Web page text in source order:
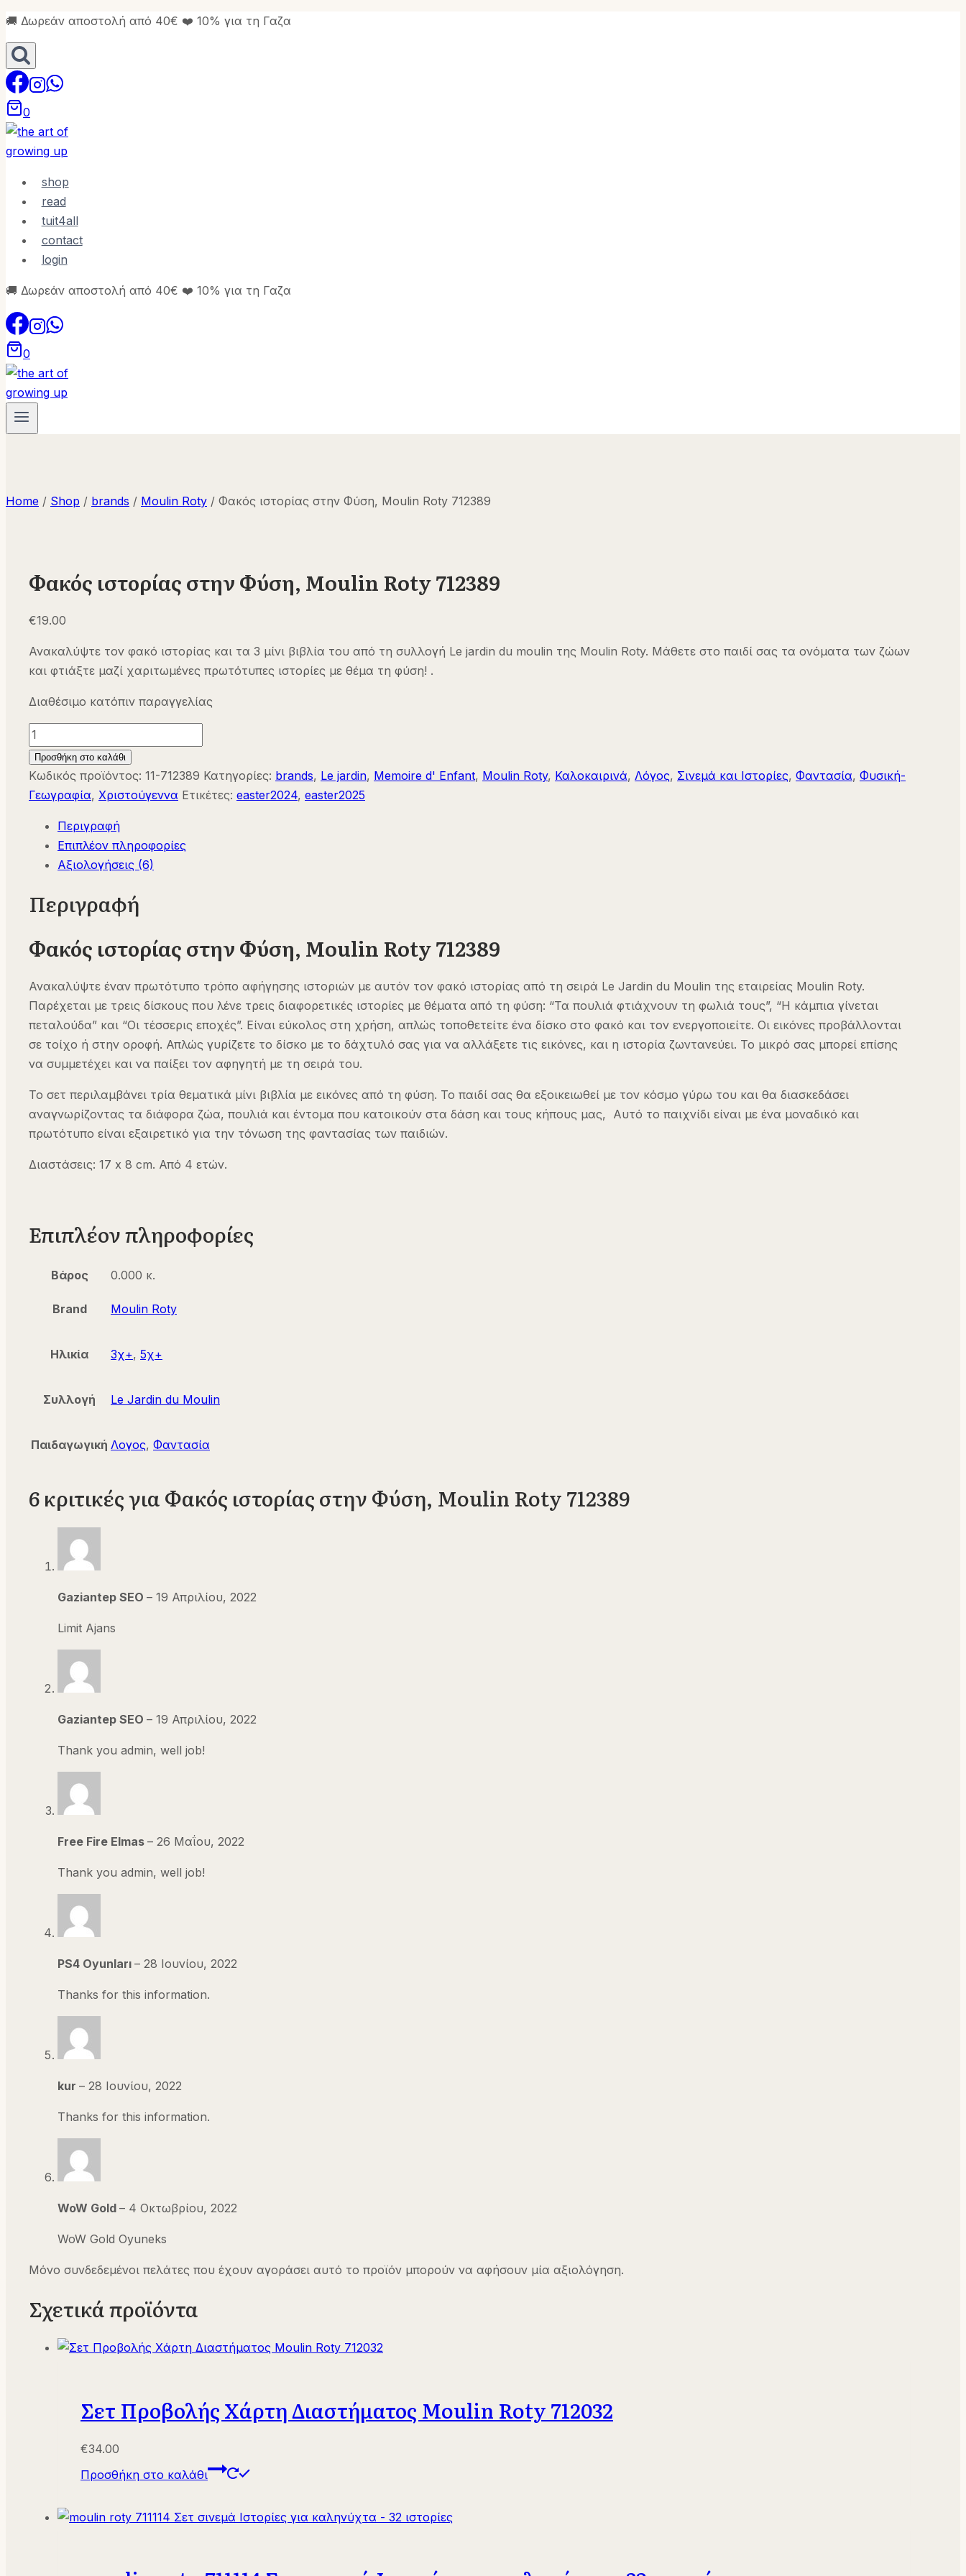
Skip
to
content
🚚 Δωρεάν αποστολή από 40€ ❤️ 10% για τη Γαζα
0
shop
read
tuit4all
contact
login
🚚 Δωρεάν αποστολή από 40€ ❤️ 10% για τη Γαζα
0
Home / Shop / brands / Moulin Roty / Φακός ιστορίας στην Φύση, Moulin Roty 712389
Φακός ιστορίας στην Φύση, Moulin Roty 712389
€19.00
Ανακαλύψτε τον φακό ιστορίας και τα 3 μίνι βιβλία του από τη συλλογή Le jardin du moulin της Moulin Roty. Μάθετε στο παιδί σας τα ονόματα των ζώων
και φτιάξτε μαζί χαριτωμένες πρωτότυπες ιστορίες με θέμα τη φύση! .
Διαθέσιμο κατόπιν παραγγελίας
Φακός
ιστορίας
στην
Φύση,
Roty
712389
ποσότητα
Προσθήκη στο καλάθι
Κωδικός προϊόντος: 11-712389 Κατηγορίες: brands, Le jardin, Memoire d' Enfant, Moulin Roty, Καλοκαιρινά, Λόγος, Σινεμά και Ιστορίες, Φαντασία, Φυσική-
Γεωγραφία, Χριστούγεννα Ετικέτες: easter2024, easter2025
Περιγραφή
Επιπλέον πληροφορίες
Αξιολογήσεις (6)
Περιγραφή
Φακός ιστορίας στην Φύση, Moulin Roty 712389
Ανακαλύψτε έναν πρωτότυπο τρόπο αφήγησης ιστοριών με αυτόν τον φακό ιστορίας από τη σειρά Le Jardin du Moulin της εταιρείας Moulin Roty.
Παρέχεται με τρεις δίσκους που λένε τρεις διαφορετικές ιστορίες με θέματα από τη φύση: “Τα πουλιά φτιάχνουν τη φωλιά τους”, “Η κάμπια γίνεται
πεταλούδα” και “Οι τέσσερις εποχές”. Είναι εύκολος στη χρήση, απλώς τοποθετείτε ένα δίσκο στο φακό και τον ενεργοποιείτε. Οι εικόνες προβάλλονται
σε τοίχο ή στην οροφή. Απλώς γυρίζετε το δίσκο με το δάχτυλό σας για να αλλάξετε τις εικόνες, και η ιστορία ζωντανεύει. Το μικρό σας μπορεί επίσης
να συμμετέχει και να παίξει τον αφηγητή με τη σειρά του.
Το σετ περιλαμβάνει τρία θεματικά μίνι βιβλία με εικόνες από τη φύση. Το παιδί σας θα εξοικειωθεί με τον κόσμο γύρω του και θα διασκεδάσει
αναγνωρίζοντας τα διάφορα ζώα, πουλιά και έντομα που κατοικούν στα δάση και τους κήπους μας, Αυτό το παιχνίδι είναι με ένα μοναδικό και
πρωτότυπο είναι εξαιρετικό για την τόνωση της φαντασίας των παιδιών.
Διαστάσεις: 17 x 8 cm. Από 4 ετών.
Επιπλέον πληροφορίες
Βάρος 0.000 κ.
Brand Moulin Roty
Ηλικία 3χ+, 5χ+
Συλλογή Le Jardin du Moulin
Παιδαγωγική Λογος, Φαντασία
6 κριτικές γιαΦακός ιστορίας στην Φύση, Moulin Roty 712389
Gaziantep SEO – 19 Απριλίου, 2022
Limit Ajans
Gaziantep SEO – 19 Απριλίου, 2022
Thank you admin, well job!
Free Fire Elmas – 26 Μαΐου, 2022
Thank you admin, well job!
PS4 Oyunları – 28 Ιουνίου, 2022
Thanks for this information.
kur – 28 Ιουνίου, 2022
Thanks for this information.
WoW Gold – 4 Οκτωβρίου, 2022
WoW Gold Oyuneks
Μόνο συνδεδεμένοι πελάτες που έχουν αγοράσει αυτό το προϊόν μπορούν να αφήσουν μία αξιολόγηση.
Σχετικά προϊόντα
Σετ Προβολής Χάρτη Διαστήματος Moulin Roty 712032
€34.00
Προσθήκη στο καλάθι